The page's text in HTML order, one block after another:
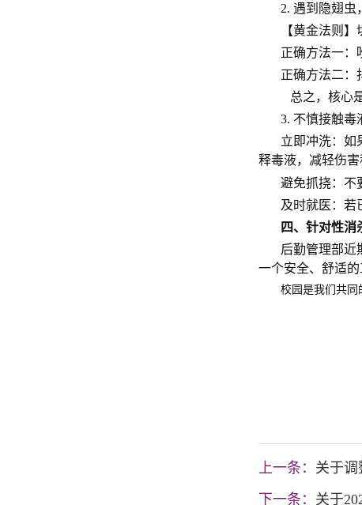
2. 遇到隐翅虫
【黄金法则
正确方法一：
正确方法二：
总之，核心
3. 不慎接触毒
立即冲洗：如
释毒液，减轻伤害
避免抓挠：不
及时就医：若
四、 针对性消
后勤管理部近
一个安全、舒适的
校园是我们共同
后勤
2025
上一条： 关于调
下一条： 关于